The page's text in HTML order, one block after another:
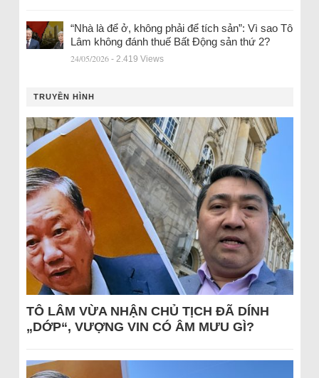
“Nhà là để ở, không phải để tích sản”: Vì sao Tô
Lâm không đánh thuế Bất Động sản thứ 2?
24/05/2026 - 2.419 Views
TRUYỀN HÌNH
TÔ LÂM VỪA NHẬN CHỦ TỊCH ĐÃ DÍNH
„DỚP“, VƯỢNG VIN CÓ ÂM MƯU GÌ?